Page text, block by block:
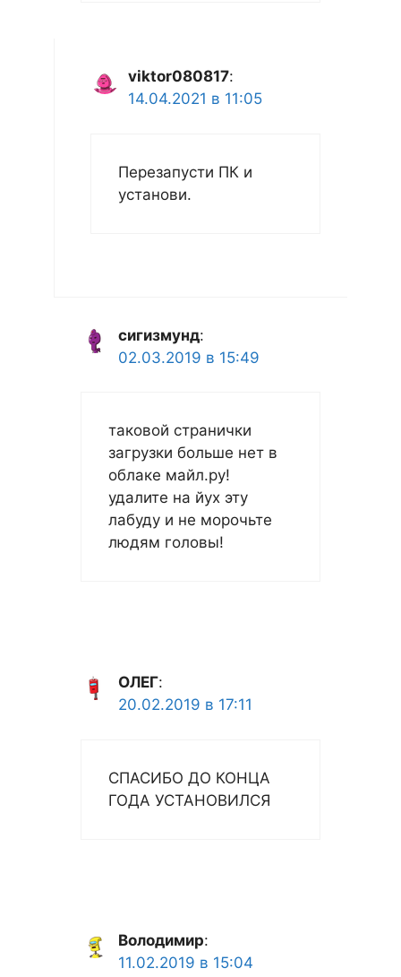
viktor080817:
14.04.2021 в 11:05
Перезапусти ПК и
установи.
сигизмунд:
02.03.2019 в 15:49
таковой странички
загрузки больше нет в
облаке майл.ру!
удалите на йух эту
лабуду и не морочьте
людям головы!
ОЛЕГ:
20.02.2019 в 17:11
СПАСИБО ДО КОНЦА
ГОДА УСТАНОВИЛСЯ
Володимир:
11.02.2019 в 15:04